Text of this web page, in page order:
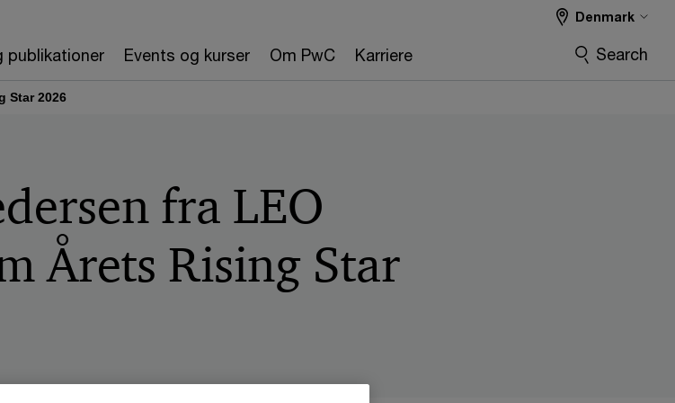
publikationer Events og kurser Om PwC Karriere
Denmark
Search
Star 2026
fra LEO
Årets Rising Star